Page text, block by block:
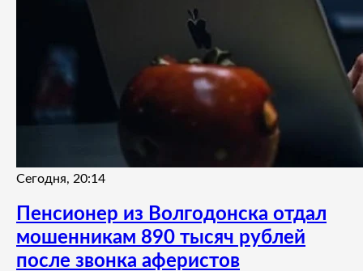
Сегодня, 20:14
Пенсионер из Волгодонска отдал
мошенникам 890 тысяч рублей
после звонка аферистов